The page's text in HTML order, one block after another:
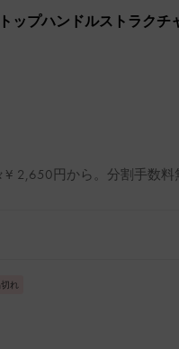
ップハンドルストラクチ
¥ 2,650円から。分割手数料
れ